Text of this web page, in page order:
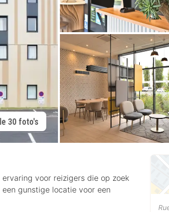
30 foto's
voor reizigers die op zoek
gunstige locatie voor een